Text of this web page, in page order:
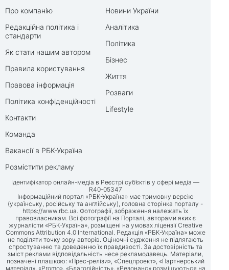
Про компанію
Редакційна політика і
стандарти
Як стати нашим автором
Правила користування
Правова інформація
Політика конфіденційності
Контакти
Команда
Вакансії в РБК-Україна
Розмістити рекламу
Новини України
Аналітика
Політика
Бізнес
Життя
Розваги
Lifestyle
Ідентифікатор онлайн-медіа в Реєстрі суб’єктів у сфері медіа —
R40-05347
Інформаційний портал «РБК-Україна» має тримовну версію
(українську, російську та англійську), головна сторінка порталу -
https://www.rbc.ua. Фотографії, зображення належать їх
правовласникам. Всі фотографії на Порталі, авторами яких є
журналісти «РБК-Україна», розміщені на умовах ліцензії Creative
Commons Attribution 4.0 International. Редакція «РБК-Україна» може
не поділяти точку зору авторів. Оціночні судження не підлягають
спростуванню та доведенню їх правдивості. За достовірність та
зміст реклами відповідальність несе рекламодавець. Матеріали,
позначені плашкою: «Прес-релізи», «Спецпроект», «Партнерський
матеріал», «Promo», «Благодійність», «Резонанс» розміщуються на